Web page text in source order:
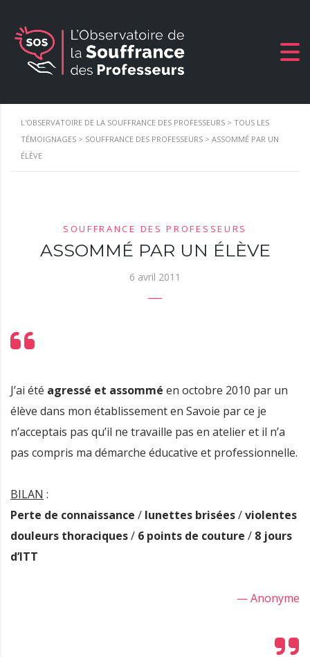
L'OBSERVATOIRE DE LA SOUFFRANCE DES PROFESSEURS > TOUS LES
TÉMOIGNAGES > SOUFFRANCE DES PROFESSEURS > ASSOMMÉ PAR UN
ÉLÈVE
SOUFFRANCE DES PROFESSEURS
ASSOMMÉ PAR UN ÉLÈVE
6 avril 2011
J’ai été agressé et assommé en octobre 2010 par un
élève dans mon établissement en Savoie par ce je
n’acceptais pas qu’il ne travaille pas en atelier et il n’a
pas compris ma démarche éducative et professionnelle.
BILAN :
Perte de connaissance / lunettes brisées/violentes
douleurs thoraciques/ 6 points de couture / 8 jours
d’ITT
— Anonyme